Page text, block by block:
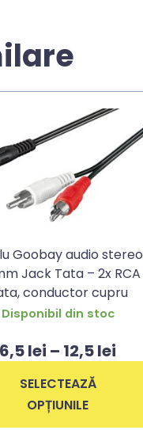
Goobay audio stereo
Jack Tata – 2x RCA
conductor cupru
Disponibil din stoc
6,5lei – 12,5lei
SELECTEAZĂ
OPȚIUNILE